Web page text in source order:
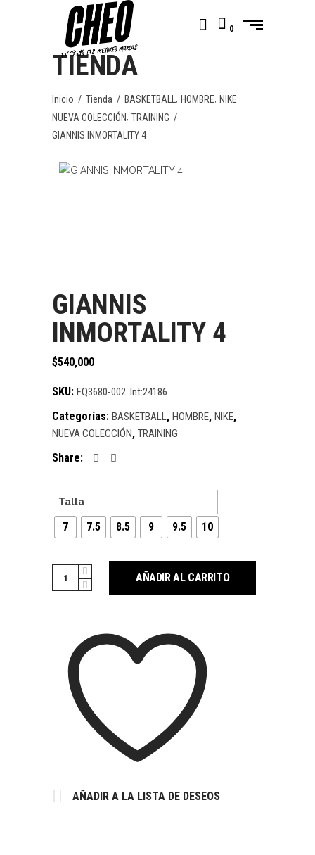
0
TIENDA
Inicio / Tienda / BASKETBALL HOMBRE NIKE
NUEVA COLECCIÓN, TRAINING /
GIANNIS INMORTALITY 4
GIANNIS
INMORTALITY 4
$540,000
SKU: FQ3680-002. Int:24186
Categorías: BASKETBALL, HOMBRE, NIKE,
NUEVA COLECCIÓN, TRAINING
Share:
Talla
7 7.5 8.5 9 9.5 10
Cantidad AÑADIR AL CARRITO
AÑADIR A LA LISTA DE DESEOS